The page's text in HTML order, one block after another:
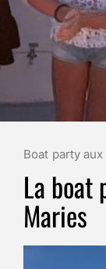
Boat party
La boat
Maries